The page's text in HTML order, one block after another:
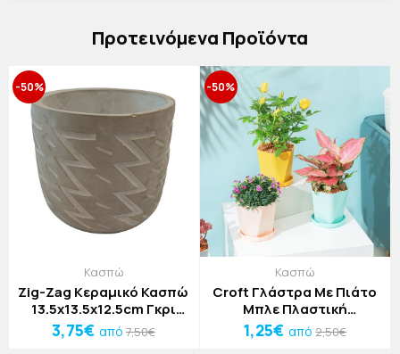
Πρoτεινόμενα Προϊόντα
-50%
Κασπώ
Zig-Zag Κεραμικό Κασπώ
13.5x13.5x12.5cm Γκρι
Ανοιχτό
3,75€ από 7,50€
-50%
Κασπώ
Croft Γλάστρα Με Πιάτο
Μπλε Πλαστική
14,5x15,5cm
1,25€ από2,50€